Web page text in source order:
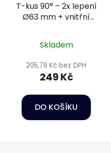
T-kus 90° – 2x lepení
Ø63 mm + vnitřní
Skladem
205,79 Kč bez DPH
249 Kč
DO KOŠÍKU